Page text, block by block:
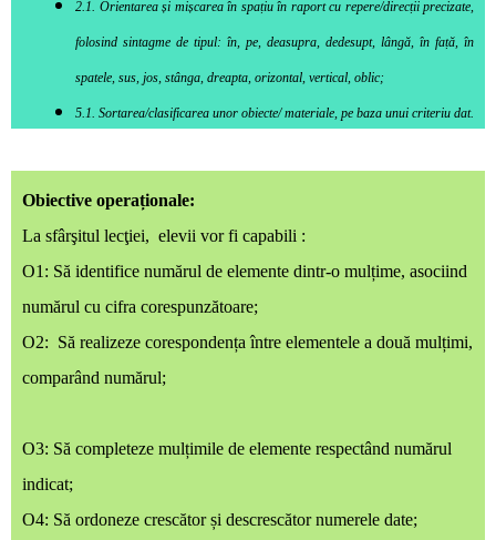
2.1. Orientarea și mișcarea în spațiu în raport cu repere/direcții precizate,
folosind sintagme de tipul: în, pe, deasupra, dedesupt, lângă, în față, în
spatele, sus, jos, stânga, dreapta, orizontal, vertical, oblic;
5.1. Sortarea/clasificarea unor obiecte/ materiale, pe baza unui criteriu dat.
Obiective operaționale:
La sfârşitul lecţiei, elevii vor fi capabili :
O1: Să identifice numărul de elemente dintr-o mulțime, asociind
numărul cu cifra corespunzătoare;
O2: Să realizeze corespondența între elementele a două mulțimi,
comparând numărul;
O3: Să completeze mulțimile de elemente respectând numărul
indicat;
O4: Să ordoneze crescător și descrescător numerele date;